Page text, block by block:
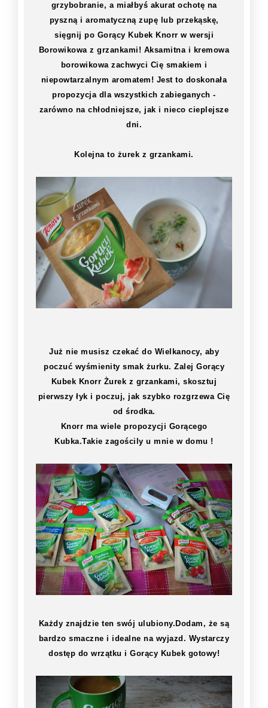
grzybobranie, a miałbyś akurat ochotę na
pyszną i aromatyczną zupę lub przekąskę,
sięgnij po Gorący Kubek Knorr w wersji
Borowikowa z grzankami! Aksamitna i kremowa
borowikowa zachwyci Cię smakiem i
niepowtarzalnym aromatem! Jest to doskonała
propozycja dla wszystkich zabieganych -
zarówno na chłodniejsze, jak i nieco cieplejsze
dni.
Kolejna to żurek z grzankami.
Już nie musisz czekać do Wielkanocy, aby
poczuć wyśmienity smak żurku. Zalej Gorący
Kubek Knorr Żurek z grzankami, skosztuj
pierwszy łyk i poczuj, jak szybko rozgrzewa Cię
od środka.
Knorr ma wiele propozycji Gorącego
Kubka.Takie zagościly u mnie w domu !
Każdy znajdzie ten swój ulubiony.Dodam, że są
bardzo smaczne i idealne na wyjazd. Wystarczy
dostęp do wrzątku i Gorący Kubek gotowy!